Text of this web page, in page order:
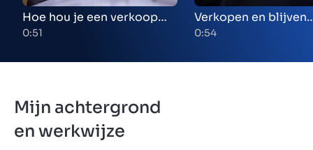
Hoe hou je een verkoop
vertrouwelijk?
0:51
Verkopen en blijven
meewerken: kan dat?
0:54
Mijn achtergrond
en werkwijze